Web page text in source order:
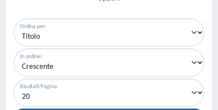
Ordina per:
In ordine:
Risultati/Pagina